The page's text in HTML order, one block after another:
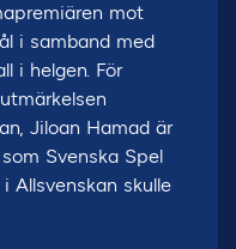
mot
i samband med
i helgen. För
Jiloan Hamad är
Svenska Spel
Allsvenskan skulle